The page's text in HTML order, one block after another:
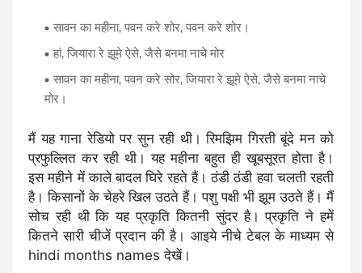
सावन का महीना, पवन करे शोर, पवन करे शोर।
हां, जियारा रे झूमे ऐसे, जैसे बनमा नाचे मोर
सावन का महीना, पवन करे सोर, जियारा रे झूमे ऐसे, जैसे बनमा नाचे
मोर।
मैं यह गाना रेडियो पर सुन रही थी। रिमझिम गिरती बूंदे मन को
प्रफुल्लित कर रही थी। यह महीना बहुत ही खूबसूरत होता है।
इस महीने में काले बादल घिरे रहते हैं। ठंडी ठंडी हवा चलती रहती
है। किसानों के चेहरे खिल उठते हैं। पशु पक्षी भी झूम उठते हैं। मैं
सोच रही थी कि यह प्रकृति कितनी सुंदर है। प्रकृति ने हमें
कितने सारी चीजें प्रदान की है। आइये नीचे टेबल के माध्यम से
hindi months names देखें।